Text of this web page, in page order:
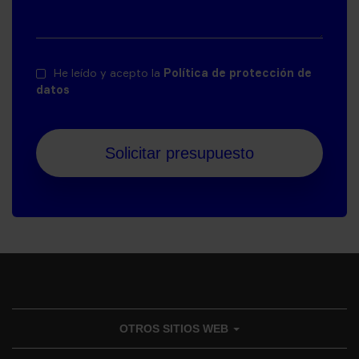
He leído y acepto la Política de protección de
datos
OTROS SITIOS WEB